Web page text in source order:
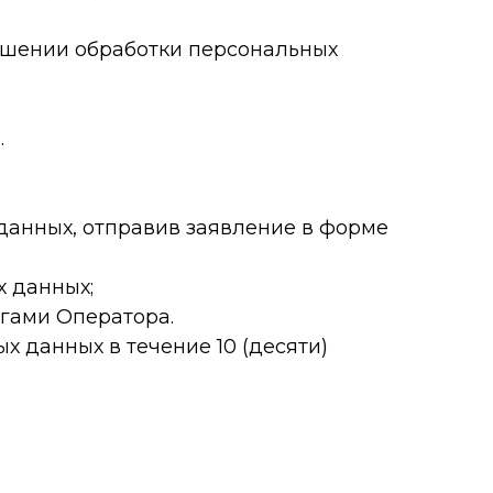
обработки персональных
отправив заявление в форме
данных;
Оператора.
данных в течение 10 (десяти)